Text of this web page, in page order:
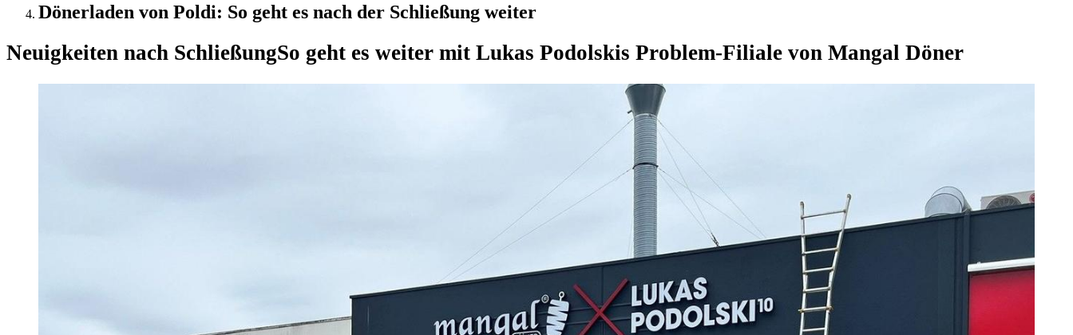
Dönerladen von Poldi: So geht es nach der Schließung weiter
Neuigkeiten nach SchließungSo geht es weiter mit Lukas Podolskis Problem-Filiale von Mangal Döner